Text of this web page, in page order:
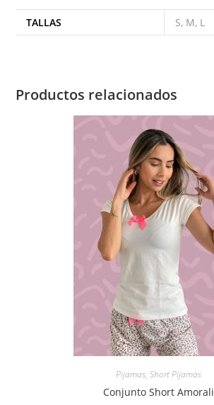
TALLAS S, M, L
Productos relacionados
Pijamas, Short Pijamas
Conjunto Short Amorali